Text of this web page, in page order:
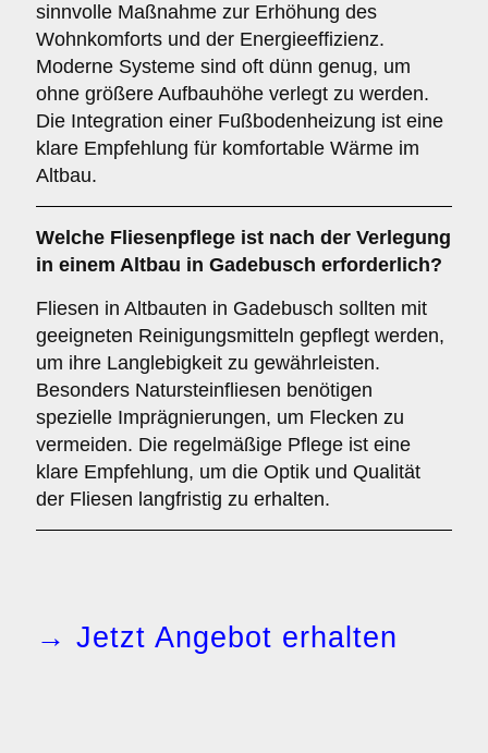
sinnvolle Maßnahme zur Erhöhung des
Wohnkomforts und der Energieeffizienz.
Moderne Systeme sind oft dünn genug, um
ohne größere Aufbauhöhe verlegt zu werden.
Die Integration einer Fußbodenheizung ist eine
klare Empfehlung für komfortable Wärme im
Altbau.
Welche Fliesenpflege ist nach der Verlegung
in einem Altbau in Gadebusch erforderlich?
Fliesen in Altbauten in Gadebusch sollten mit
geeigneten Reinigungsmitteln gepflegt werden,
um ihre Langlebigkeit zu gewährleisten.
Besonders Natursteinfliesen benötigen
spezielle Imprägnierungen, um Flecken zu
vermeiden. Die regelmäßige Pflege ist eine
klare Empfehlung, um die Optik und Qualität
der Fliesen langfristig zu erhalten.
→ Jetzt Angebot erhalten